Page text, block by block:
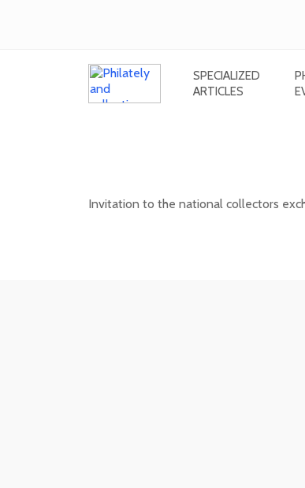
SPECIALIZED
ARTICLES
Invitation to the national collectors